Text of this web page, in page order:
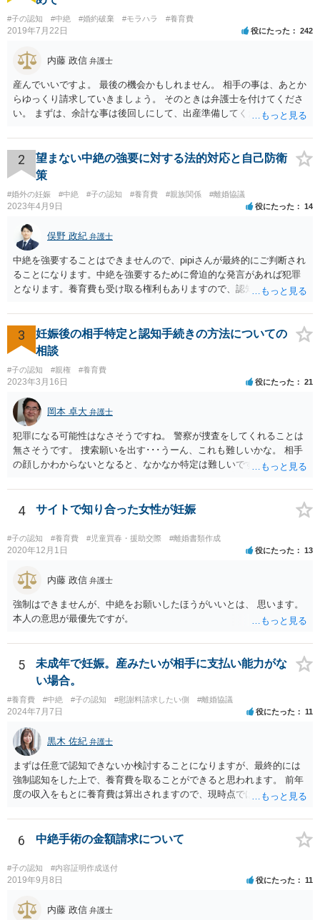
#子の認知 #中絶 #婚約破棄 #モラハラ #養育費
2019年7月22日 役にたった 242
内藤 政信 弁護士
産んでいいですよ。 最後の機会かもしれません。 相手の事は、あとか
らゆっくり請求していきましょう。 そのときは弁護士を付けてくださ
い。 まずは、余計な事は後回しにして、出産準備してください。
2
望まない中絶の強要に対する法的対応と自己防衛
策
#婚外の妊娠 #中絶 #子の認知 #養育費 #親族関係 #離婚協議
2023年4月9日 役にたった 14
俣野 政紀 弁護士
中絶を強要することはできませんので、pipiさんが最終的にご判断され
ることになります。中絶を強要するために脅迫的な発言があれば犯罪
となります。養育費も受け取る権利もありますので、認知等につきお
勧めします。
3
妊娠後の相手特定と認知手続きの方法についての
相談
#子の認知 #親権 #養育費
2023年3月16日 役にたった 21
岡本 卓大 弁護士
犯罪になる可能性はなさそうですね。 警察が捜査をしてくれることは
無さそうです。 捜索願いを出す･･･うーん、これも難しいかな。 相手
の顔しかわからないとなると、なかなか特定は難しいですね。 お役に
4 サイトで知り合った女性が妊娠
#子の認知 #養育費 #児童買春・援助交際 #離婚書類作成
2020年12月1日 役にたった 13
内藤 政信 弁護士
強制はできませんが、中絶をお願いしたほうがいいとは、 思います。
本人の意思が最優先ですが。
5
未成年で妊娠。産みたいが相手に支払い能力がな
い場合。
#養育費 #中絶 #子の認知 #慰謝料請求したい側 #離婚協議
2024年7月7日 役にたった 11
黒木 佐紀 弁護士
まずは任意で認知できないか検討することになりますが、最終的には
強制認知をした上で、養育費を取ることができると思われます。 前年
度の収入をもとに養育費は算出されますので、現時点では少額しか取
育費の増額調停を起こすこともできます。 仮に中絶する場合でも、相
手方が妊娠について話し合いをしっかりしてくれない場合には、慰謝
料請求などもできる可能性があります。 いずれにせよ、親御さんとの
関わりが不可欠となると思われますので、一度話し合った上で、法律
事務所へ早めのご相談をされたほうがよろしいかと思います。
6 中絶手術の金額請求について
#子の認知 #内容証明作成送付
2019年9月8日 役にたった 11
内藤 政信 弁護士